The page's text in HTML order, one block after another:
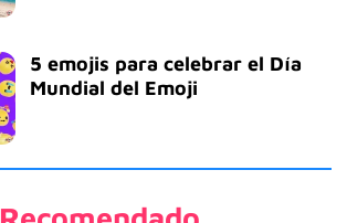
5 emojis para celebrar el Día
Mundial del Emoji